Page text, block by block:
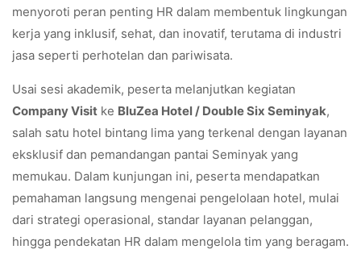
menyoroti peran penting HR dalam membentuk lingkungan
kerja yang inklusif, sehat, dan inovatif, terutama di industri
jasa seperti perhotelan dan pariwisata.
Usai sesi akademik, peserta melanjutkan kegiatan
Company Visit ke BluZea Hotel / Double Six Seminyak,
salah satu hotel bintang lima yang terkenal dengan layanan
eksklusif dan pemandangan pantai Seminyak yang
memukau. Dalam kunjungan ini, peserta mendapatkan
pemahaman langsung mengenai pengelolaan hotel, mulai
dari strategi operasional, standar layanan pelanggan,
hingga pendekatan HR dalam mengelola tim yang beragam.